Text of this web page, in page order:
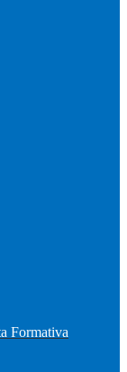
Formativa